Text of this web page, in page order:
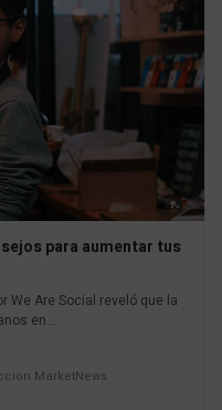
para aumentar tus
We Are Social reveló que la
en...
MarketNews